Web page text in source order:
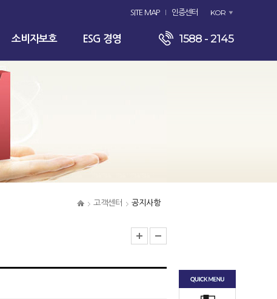
SITE MAP 인증센터 KOR
소비자보호 ESG 경영 1588 - 2145
고객센터 공지사항